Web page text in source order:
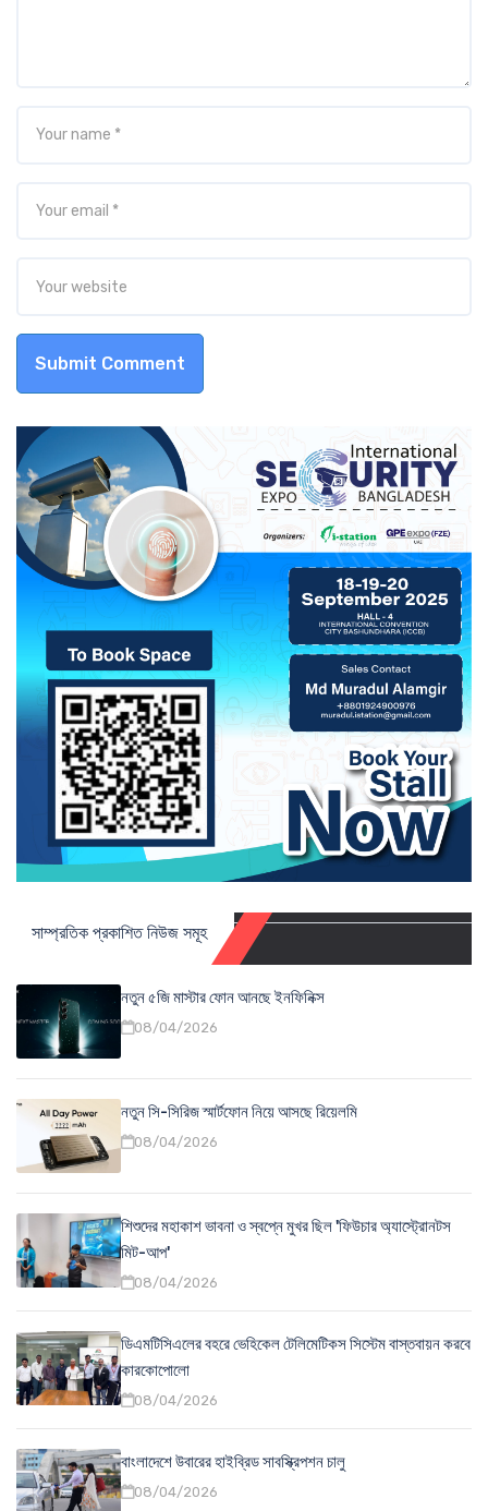
Submit Comment
সাম্প্রতিক প্রকাশিত নিউজ সমূহ
নতুন ৫জি মাস্টার ফোন আনছে ইনফিনিক্স
08/04/2026
নতুন সি-সিরিজ স্মার্টফোন নিয়ে আসছে রিয়েলমি
08/04/2026
শিশুদের মহাকাশ ভাবনা ও স্বপ্নে মুখর ছিল 'ফিউচার অ্যাস্ট্রোনটস
মিট-আপ'
08/04/2026
ডিএমটিসিএলের বহরে ভেহিকেল টেলিমেটিকস সিস্টেম বাস্তবায়ন করবে
কারকোপোলো
08/04/2026
বাংলাদেশে উবারের হাইব্রিড সাবস্ক্রিপশন চালু
08/04/2026